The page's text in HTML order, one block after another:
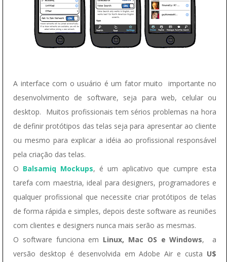
A interface com o usuário é um fator muito importante no
desenvolvimento de software, seja para web, celular ou
desktop. Muitos profissionais tem sérios problemas na hora
de definir protótipos das telas seja para apresentar ao cliente
ou mesmo para explicar a idéia ao profissional responsável
pela criação das telas.
O Balsamiq Mockups, é um aplicativo que cumpre esta
tarefa com maestria, ideal para designers, programadores e
qualquer profissional que necessite criar protótipos de telas
de forma rápida e simples, depois deste software as reuniões
com clientes e designers nunca mais serão as mesmas.
O software funciona em Linux, Mac OS e Windows, a
versão desktop é desenvolvida em Adobe Air e custa U$